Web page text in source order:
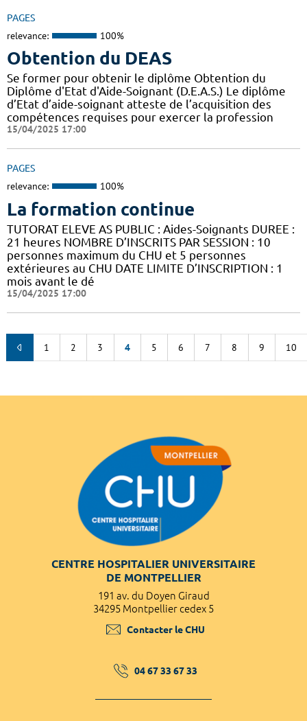
PAGES
relevance: 100%
Obtention du DEAS
Se former pour obtenir le diplôme Obtention du
Diplôme d'Etat d'Aide-Soignant (D.E.A.S.) Le diplôme
d’Etat d’aide-soignant atteste de l’acquisition des
compétences requises pour exercer la profession
15/04/2025 17:00
PAGES
relevance: 100%
La formation continue
TUTORAT ELEVE AS PUBLIC : Aides-Soignants DUREE :
21 heures NOMBRE D’INSCRITS PAR SESSION : 10
personnes maximum du CHU et 5 personnes
extérieures au CHU DATE LIMITE D’INSCRIPTION : 1
mois avant le dé
15/04/2025 17:00
1 2 3 4 5 6 7 8 9 10
CENTRE HOSPITALIER UNIVERSITAIRE
DE MONTPELLIER
191 av. du Doyen Giraud
34295 Montpellier cedex 5
Contacter le CHU
04 67 33 67 33